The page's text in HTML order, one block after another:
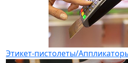
Этикет-пистолеты/